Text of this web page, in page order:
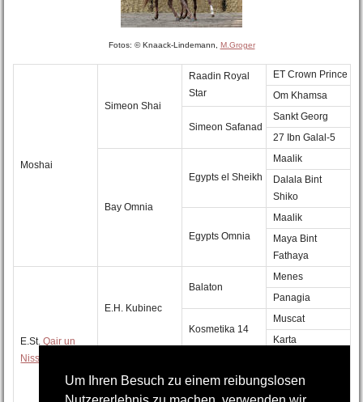
Um Ihren Besuch zu einem reibungslosen
Fotos: © Knaack-Lindemann, M.Groger
Moshai
Simeon Shai
Raadin Royal
Star
ET Crown Prince
Om Khamsa
Simeon Safanad
Sankt Georg
27 Ibn Galal-5
Bay Omnia
Egypts el Sheikh
Maalik
Dalala Bint
Shiko
Egypts Omnia
Maalik
Maya Bint
Fathaya
E.St.Qair un
Nissa
E.H. Kubinec
Balaton
Menes
Panagia
Kosmetika 14
Muscat
Karta
E.St. Qualified
Washoe
Aldebaran II